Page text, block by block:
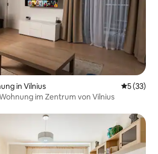
in Vilnius
5 (33)
im Zentrum von Vilnius